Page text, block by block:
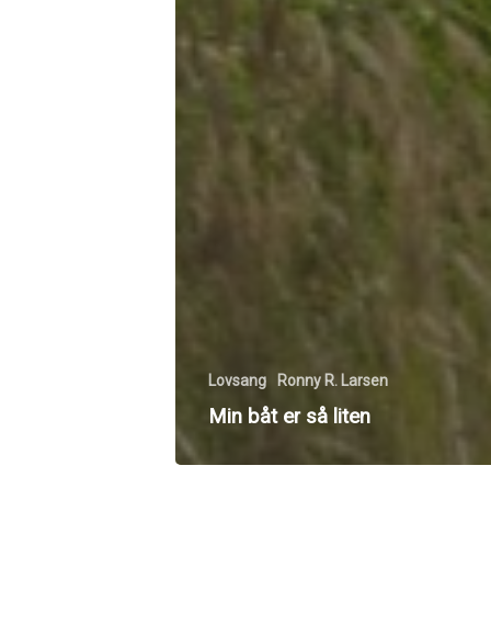
Lovsang Ronny R. Larsen
Min båt er så liten